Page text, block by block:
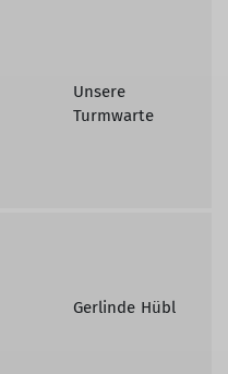
Unsere
Turmwarte
Gerlinde Hübl